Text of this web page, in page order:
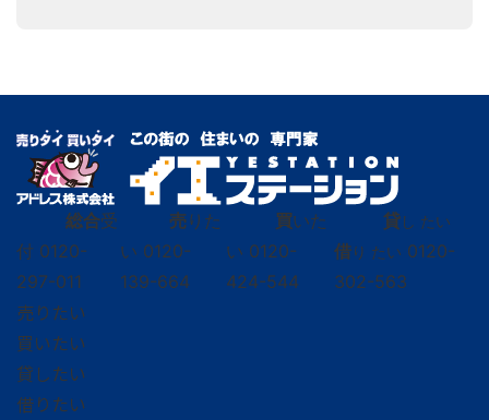
総合受
付 0120-
297-011
売りた
い 0120-
139-664
買いた
い 0120-
424-544
貸し たい
借り たい 0120-
302-563
売りたい
買いたい
貸したい
借りたい